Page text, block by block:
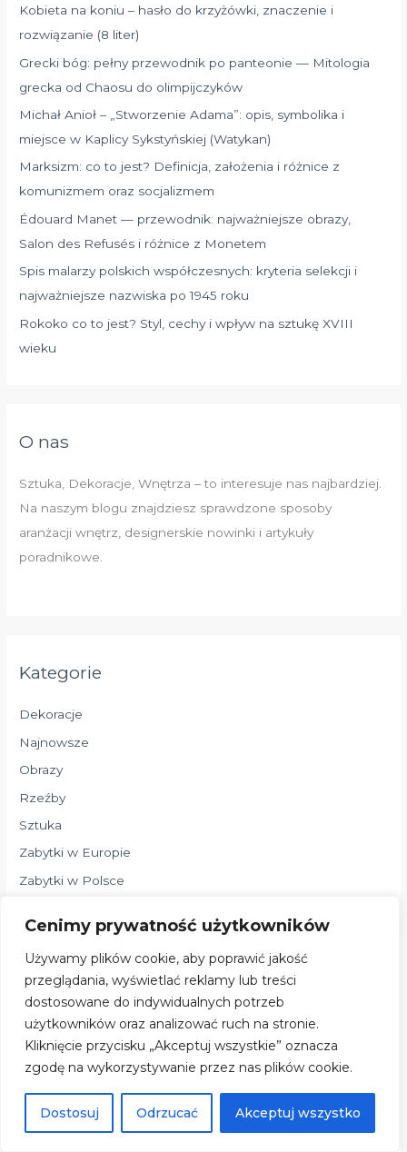
Cenimy prywatność użytkowników
Używamy plików cookie, aby poprawić jakość
przeglądania, wyświetlać reklamy lub treści
dostosowane do indywidualnych potrzeb
użytkowników oraz analizować ruch na stronie.
Kliknięcie przycisku „Akceptuj wszystkie” oznacza
zgodę na wykorzystywanie przez nas plików cookie.
Dostosuj Odrzucać Akceptuj wszystko
Kobieta na koniu – hasło do krzyżówki, znaczenie i
rozwiązanie (8 liter)
Grecki bóg: pełny przewodnik po panteonie — Mitologia
grecka od Chaosu do olimpijczyków
Michał Anioł – „Stworzenie Adama”: opis, symbolika i
miejsce w Kaplicy Sykstyńskiej (Watykan)
Marksizm: co to jest? Definicja, założenia i różnice z
komunizmem oraz socjalizmem
Édouard Manet — przewodnik: najważniejsze obrazy,
Salon des Refusés i różnice z Monetem
Spis malarzy polskich współczesnych: kryteria selekcji i
najważniejsze nazwiska po 1945 roku
Rokoko co to jest? Styl, cechy i wpływ na sztukę XVIII
wieku
O nas
Sztuka, Dekoracje, Wnętrza – to interesuje nas najbardziej.
Na naszym blogu znajdziesz sprawdzone sposoby
aranżacji wnętrz, designerskie nowinki i artykuły
poradnikowe.
Kategorie
Dekoracje
Najnowsze
Obrazy
Rzeźby
Sztuka
Zabytki w Europie
Zabytki w Polsce
Archiwa
sierpień 2026
lipiec 2026
czerwiec 2026
maj 2026
kwiecień 2026